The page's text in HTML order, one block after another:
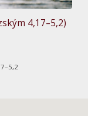
4,17–5,2)